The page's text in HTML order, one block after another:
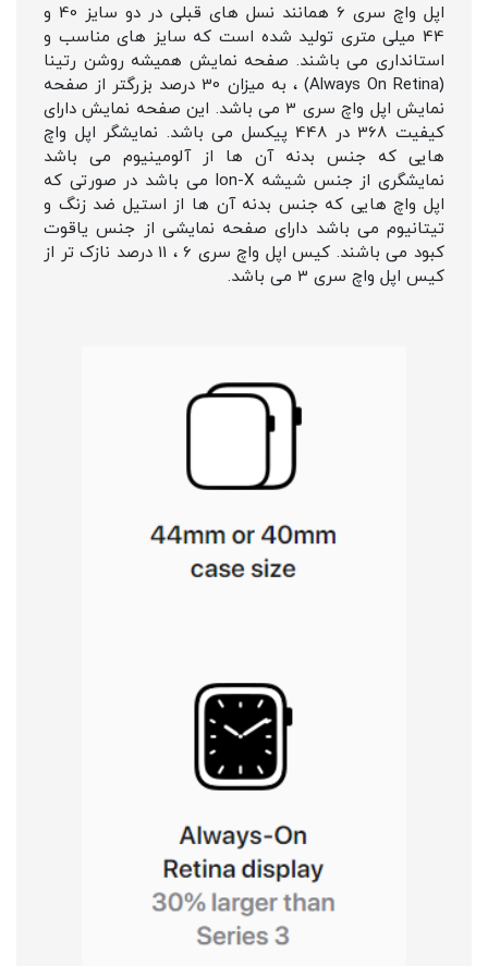
اپل واچ سری 6 همانند نسل های قبلی در دو سایز 40 و
44 میلی متری تولید شده است که سایز های مناسب و
استانداری می باشند. صفحه نمایش همیشه روشن رتینا
(Always On Retina) ، به میزان 30 درصد بزرگتر از صفحه
نمایش اپل واچ سری 3 می باشد. این صفحه نمایش دارای
کیفیت 368 در 448 پیکسل می باشد. نمایشگر اپل واچ
هایی که جنس بدنه آن ها از آلومینیوم می باشد
نمایشگری از جنس شیشه Ion-X می باشد در صورتی که
اپل واچ هایی که جنس بدنه آن ها از استیل ضد زنگ و
تیتانیوم می باشد دارای صفحه نمایشی از جنس یاقوت
کبود می باشند. کیس اپل واچ سری 6 ، 11 درصد نازک تر از
کیس اپل واچ سری 3 می باشد.